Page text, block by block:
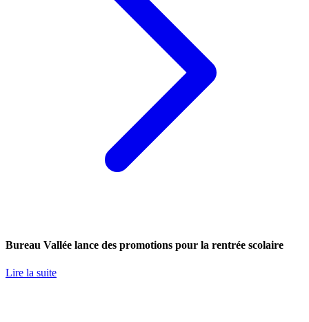
Bureau Vallée lance des promotions pour la rentrée scolaire
Lire la suite